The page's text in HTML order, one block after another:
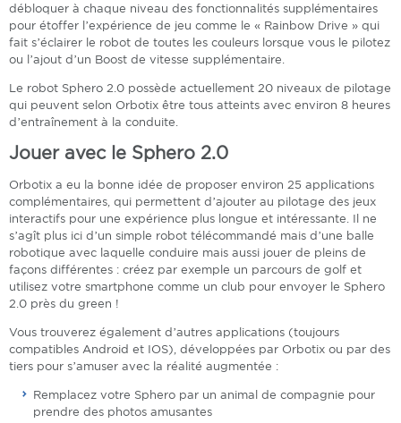
débloquer à chaque niveau des fonctionnalités supplémentaires
pour étoffer l’expérience de jeu comme le « Rainbow Drive » qui
fait s’éclairer le robot de toutes les couleurs lorsque vous le pilotez
ou l’ajout d’un Boost de vitesse supplémentaire.
Le robot Sphero 2.0 possède actuellement 20 niveaux de pilotage
qui peuvent selon Orbotix être tous atteints avec environ 8 heures
d’entraînement à la conduite.
Jouer avec le Sphero 2.0
Orbotix a eu la bonne idée de proposer environ 25 applications
complémentaires, qui permettent d’ajouter au pilotage des jeux
interactifs pour une expérience plus longue et intéressante. Il ne
s’agît plus ici d’un simple robot télécommandé mais d’une balle
robotique avec laquelle conduire mais aussi jouer de pleins de
façons différentes : créez par exemple un parcours de golf et
utilisez votre smartphone comme un club pour envoyer le Sphero
2.0 près du green !
Vous trouverez également d’autres applications (toujours
compatibles Android et IOS), développées par Orbotix ou par des
tiers pour s’amuser avec la réalité augmentée :
Remplacez votre Sphero par un animal de compagnie pour
prendre des photos amusantes